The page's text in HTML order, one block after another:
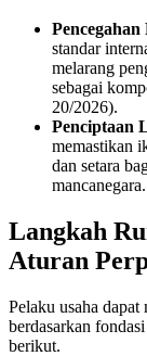
standar
melarang
sebagai
20/2026).
Penciptaan
memastikan
dan setara
mancanegara.
Langkah
Aturan
Pelaku usaha dapat
berdasarkan
berikut.